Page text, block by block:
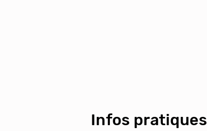
Infos pratiques